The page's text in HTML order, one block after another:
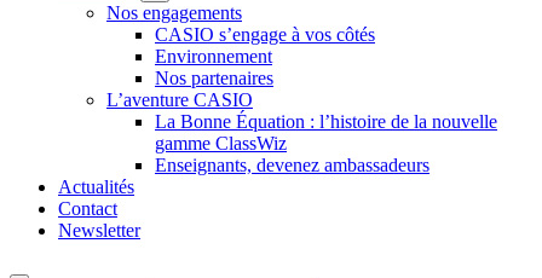
Nos engagements
CASIO s’engage à vos côtés
Environnement
Nos partenaires
L’aventure CASIO
La Bonne Équation : l’histoire de la nouvelle
gamme ClassWiz
Enseignants, devenez ambassadeurs
Actualités
Contact
Newsletter